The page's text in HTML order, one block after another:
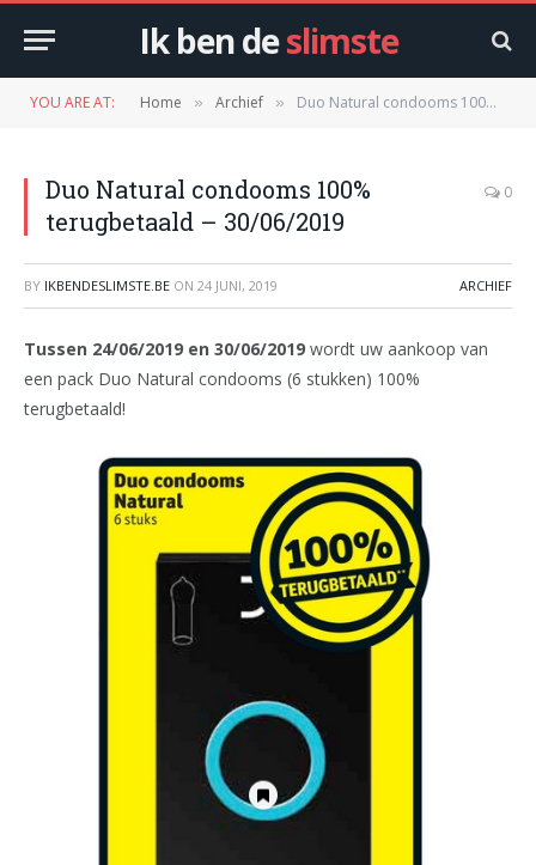
Ik ben deslimste
YOU ARE AT: Home » Archief » Duo Natural condooms 100% terugbetaald – 30/06/2019
Duo Natural condooms 100%
terugbetaald – 30/06/2019
0
BY IKBENDESLIMSTE.BE ON 24 JUNI, 2019 ARCHIEF
Tussen 24/06/2019 en 30/06/2019 wordt uw aankoop van
een pack Duo Natural condooms (6 stukken) 100%
terugbetaald!